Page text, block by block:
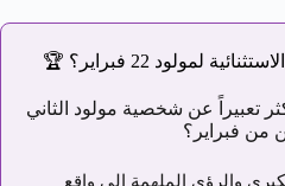
لمولود 22 فبراير؟ 🏆
تعبيراً عن شخصية مولود الثاني
من فبراير؟
والرؤى الملهمة إلى واقع